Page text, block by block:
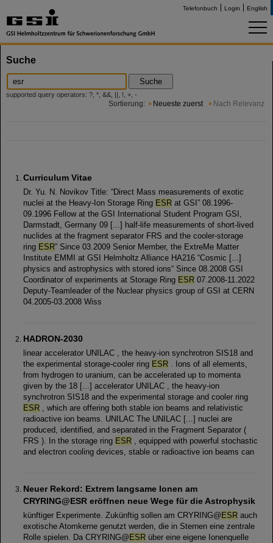
Telefonbuch Login English
Suche
Suche
supported query operators: ?, *, &&, ||, !, +, -
Sortierung: Neueste zuerst Nach Relevanz
Curriculum Vitae
Dr. Yu. N. Novikov Title: “Direct Mass measurements of exotic
nuclei at the Heavy-Ion Storage Ring ESR at GSI” 08.1996-
09.1996 Fellow at the GSI International Student Program GSI,
Darmstadt, Germany 09 [...] half-life measurements of short-lived
nuclides at the fragment separator FRS and the cooler-storage
ring ESR” Since 03.2009 Senior Member, the ExtreMe Matter
Institute EMMI at GSI Helmholtz Alliance HA216 “Cosmic [...]
physics and astrophysics with stored ions“ Since 08.2008 GSI
Coordinator of experiments at Storage Ring ESR 07.2008-11.2022
Deputy-Teamleader of the Nuclear physics group of GSI at CERN
04.2005-03.2008 Wiss
HADRON-2030
linear accelerator UNILAC , the heavy-ion synchrotron SIS18 and
the experimental storage-cooler ring ESR . Ions of all elements,
from hydrogen to uranium, can be accelerated up to momenta
given by the 18 [...] accelerator UNILAC , the heavy-ion
synchrotron SIS18 and the experimental storage and cooler ring
ESR , which are offering both stable ion beams and relativistic
radioactive ion beams. UNILAC The UNILAC [...] nuclei are
produced, identified, and separated in the Fragment Separator (
FRS ). In the storage ring ESR , equipped with powerful stochastic
and electron cooling devices, stable or radioactive ion beams can
Neuer Rekord: Extrem langsame Ionen am
CRYRING@ESR eröffnen neue Wege für die Astrophysik
künftiger Experimente. Zukünftig sollen am CRYRING@ ESR auch
exotische Atomkerne genutzt werden, die in Sternen eine zentrale
Rolle spielen. Da CRYRING@ ESR über eine eigene Ionenquelle